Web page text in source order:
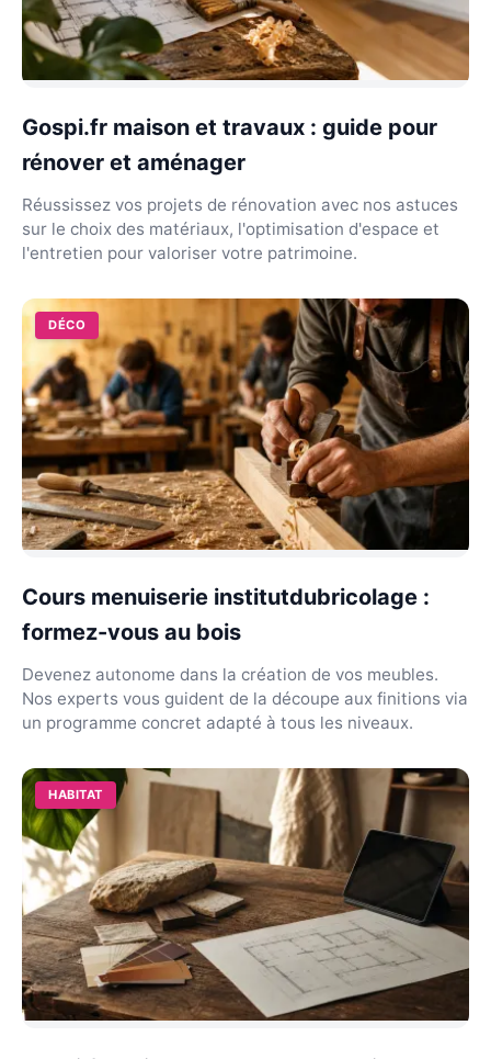
Gospi.fr maison et travaux : guide pour
rénover et aménager
Réussissez vos projets de rénovation avec nos astuces
sur le choix des matériaux, l'optimisation d'espace et
l'entretien pour valoriser votre patrimoine.
DÉCO
Cours menuiserie institutdubricolage :
formez-vous au bois
Devenez autonome dans la création de vos meubles.
Nos experts vous guident de la découpe aux finitions via
un programme concret adapté à tous les niveaux.
HABITAT